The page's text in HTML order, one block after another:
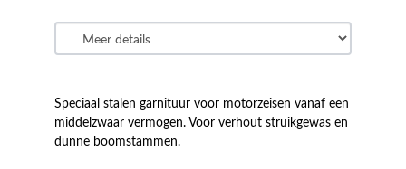
Speciaal stalen garnituur voor motorzeisen vanaf een
middelzwaar vermogen. Voor verhout struikgewas en
dunne boomstammen.